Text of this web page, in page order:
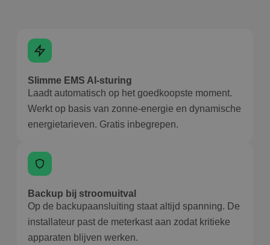
Slimme EMS AI-sturing
Laadt automatisch op het goedkoopste moment.
Werkt op basis van zonne-energie en dynamische
energietarieven. Gratis inbegrepen.
Backup bij stroomuitval
Op de backupaansluiting staat altijd spanning. De
installateur past de meterkast aan zodat kritieke
apparaten blijven werken.